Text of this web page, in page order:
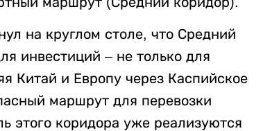
на круглом столе, что Средний
инвестиций – не только для
Китай и Европу через Каспийское
маршрут для перевозки
этого коридора уже реализуются